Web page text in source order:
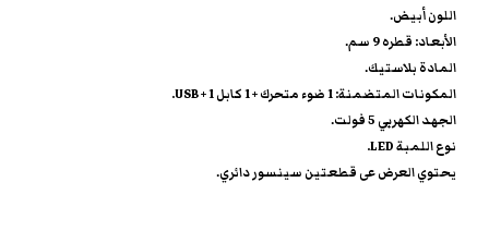
اللون أبيض.
الأبعاد: قطره 9 سم.
المادة بلاستيك.
المكونات المتضمنة: 1 ضوء متحرك + 1 كابل USB + 1.
الجهد الكهربي 5 فولت.
نوع اللمبة LED.
يحتوي العرض عى قطعتين سينسور دائري.